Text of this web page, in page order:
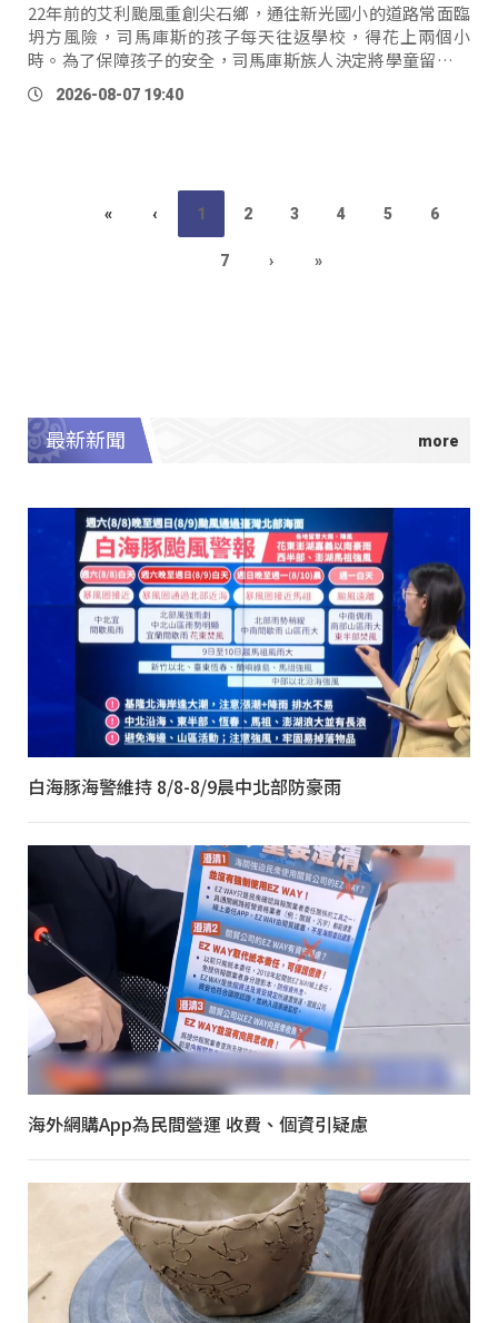
22年前的艾利颱風重創尖石鄉，通往新光國小的道路常面臨
坍方風險，司馬庫斯的孩子每天往返學校，得花上兩個小
時。為了保障孩子的安全，司馬庫斯族人決定將學童留在部
落上課，更由族人共同興建校舍，成為現在的新光國小司馬
庫斯分班 …
2026-08-07 19:40
« ‹ 1 2 3 4 5 6
7 › »
最新新聞
白海豚海警維持 8/8-8/9晨中北部防豪雨
海外網購App為民間營運 收費、個資引疑慮